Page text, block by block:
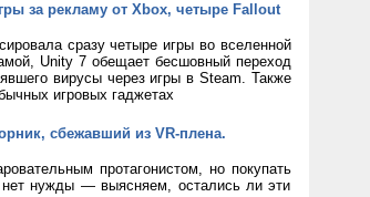
за рекламу от Xbox, четыре Fallout
сразу четыре игры во вселенной
Unity 7 обещает бесшовный переход
вирусы через игры в Steam. Также
игровых гаджетах
сбежавший из VR-плена.
протагонистом, но покупать
нужды — выясняем, остались ли эти